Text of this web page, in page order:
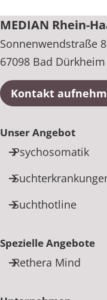
MEDIAN Rhein-
Sonnenwendstraße
67098 Bad Dürkheim
Kontakt
Unser Angebot
Psychosomatik
Suchthotline
Spezielle Angebote
Rethera Mind